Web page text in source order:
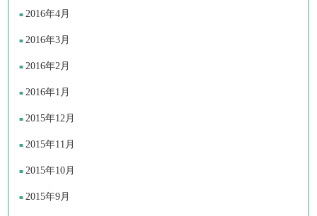
2016年4月
2016年3月
2016年2月
2016年1月
2015年12月
2015年11月
2015年10月
2015年9月